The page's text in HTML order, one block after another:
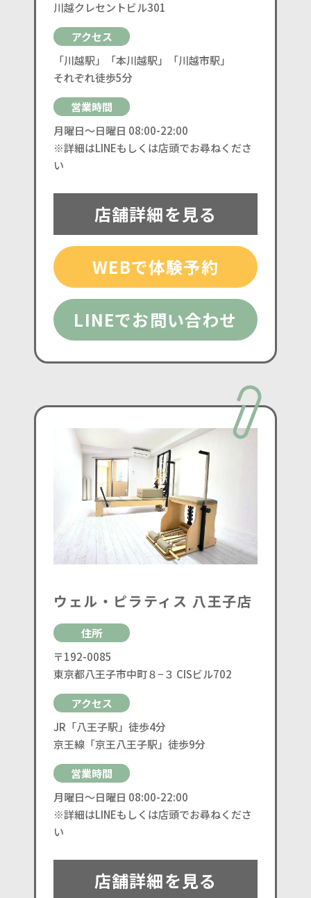
川越クレセントビル301
アクセス
「川越駅」「本川越駅」「川越市駅」
それぞれ徒歩5分
営業時間
月曜日〜日曜日 08:00-22:00
※詳細はLINEもしくは店頭でお尋ねくださ
い
店舗詳細を見る
WEBで体験予約
LINEでお問い合わせ
ウェル・ピラティス 八王子店
住所
〒192-0085
東京都八王子市中町８−３ CISビル702
アクセス
JR「八王子駅」徒歩4分
京王線「京王八王子駅」徒歩9分
営業時間
月曜日〜日曜日 08:00-22:00
※詳細はLINEもしくは店頭でお尋ねくださ
い
店舗詳細を見る